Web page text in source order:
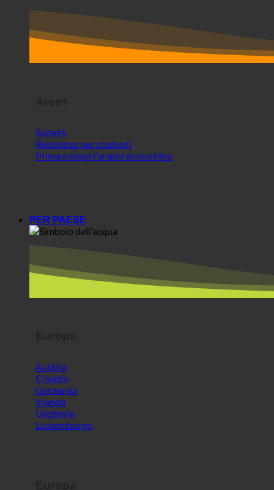
Società
Residenze per studenti
Prima e dopo l'analisi ecoturbina
PER PAESE
Austria
Croazia
Germania
Irlanda
Ungheria
Lussemburgo